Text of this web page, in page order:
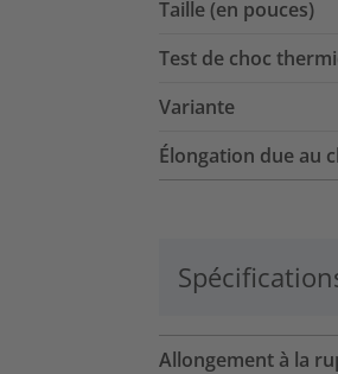
Taille (en pouces)
Test de choc
Variante
Élongation due au
Allongement à la